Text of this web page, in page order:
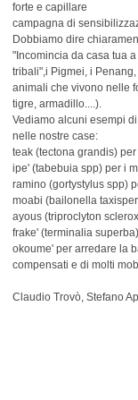
forte e capillare
campagna di
Dobbiamo dire
"Incomincia da casa tua
tribali",i Pigmei, i
animali che vivono nelle
tigre, armadillo....).
Vediamo alcuni esempi
nelle nostre case:
teak (tectona grandis)
ipe' (tabebuia spp) per i
ramino (gortystylus spp)
moabi (bailonella
ayous (triproclyton
frake' (terminalia
okoume' per arredare la
compensati e di molti
Claudio Trovò, Stefano